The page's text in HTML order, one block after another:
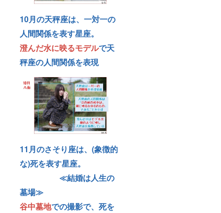
10月の天秤座は、一対一の
人間関係を表す星座。
澄んだ水に映るモデルで天
秤座の人間関係を表現
11月のさそり座は、(象徴的
な)死を表す星座。
≪結婚は人生の
墓場≫
谷中墓地での撮影で、死を